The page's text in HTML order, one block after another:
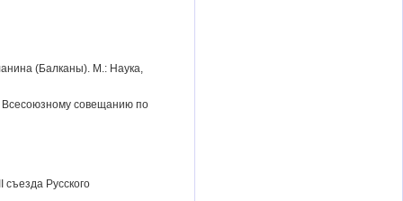
(Балканы). М.: Наука,
Всесоюзному совещанию по
Русского